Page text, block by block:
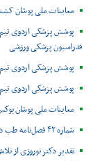
معاینات ملی پوشان
پوشش پزشکی اردوی
فدراسیون پزشکی ورزشی
پوشش پزشکی اردوی
پوشش پزشکی اردوی تیم
معاینات ملی پوشان
شماره ۴۲ فصل‌نامه طب در ورزش
تقدیر دکتر نوروزی از